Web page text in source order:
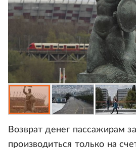
Возврат денег пассажирам
производиться только на